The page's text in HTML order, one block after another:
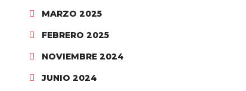
MARZO 2025
FEBRERO 2025
NOVIEMBRE 2024
JUNIO 2024